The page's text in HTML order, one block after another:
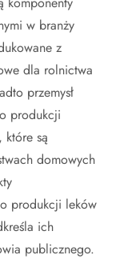
w branży
z
dla rolnictwa
przemysł
produkcji
które są
domowych
produkcji leków
ich
publicznego.